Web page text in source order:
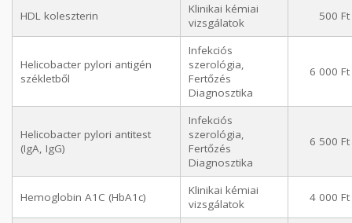
HDL koleszterin
Klinikai kémiai
vizsgálatok
500 Ft
Helicobacter pylori antigén
székletből
Infekciós
szerológia,
Fertőzés
Diagnosztika
6 000 Ft
Helicobacter pylori antitest
(IgA, IgG)
Infekciós
szerológia,
Fertőzés
Diagnosztika
6 500 Ft
Hemoglobin A1C (HbA1c)
Klinikai kémiai
vizsgálatok
4 000 Ft